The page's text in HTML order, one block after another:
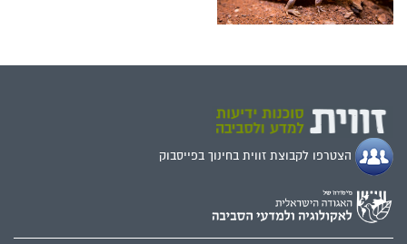
הצטרפו לקבוצת זווית בחינוך בפייסבוק